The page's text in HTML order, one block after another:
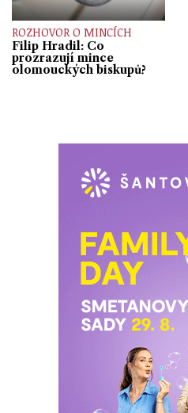
ROZHOVOR O MINCÍCH
Filip Hradil: Co
prozrazují mince
olomouckých biskupů?